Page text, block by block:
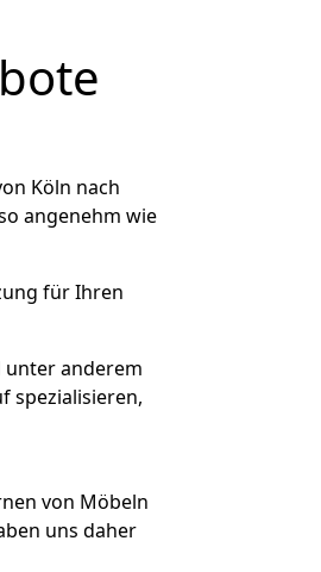
Köln nach
angenehm wie
für Ihren
unter anderem
spezialisieren,
von Möbeln
uns daher